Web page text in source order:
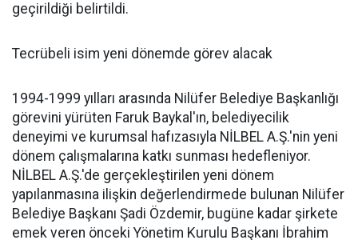
geçirildiği belirtildi.
Tecrübeli isim yeni dönemde görev alacak
1994-1999 yılları arasında Nilüfer Belediye Başkanlığı
görevini yürüten Faruk Baykal'ın, belediyecilik
deneyimi ve kurumsal hafızasıyla NİLBEL A.Ş.'nin yeni
dönem çalışmalarına katkı sunması hedefleniyor.
NİLBEL A.Ş.'de gerçekleştirilen yeni dönem
yapılanmasına ilişkin değerlendirmede bulunan Nilüfer
Belediye Başkanı Şadi Özdemir, bugüne kadar şirkete
emek veren önceki Yönetim Kurulu Başkanı İbrahim